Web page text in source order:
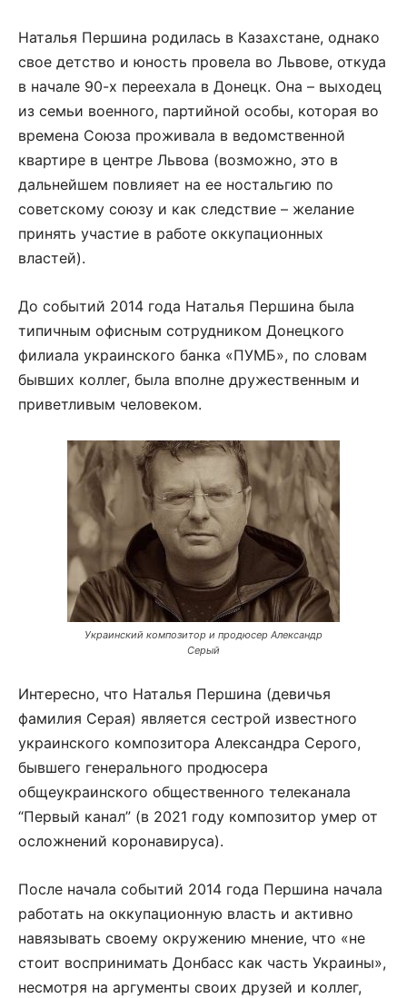
Наталья Першина родилась в Казахстане, однако
свое детство и юность провела во Львове, откуда
в начале 90-х переехала в Донецк. Она – выходец
из семьи военного, партийной особы, которая во
времена Союза проживала в ведомственной
квартире в центре Львова (возможно, это в
дальнейшем повлияет на ее ностальгию по
советскому союзу и как следствие – желание
принять участие в работе оккупационных
властей).
До событий 2014 года Наталья Першина была
типичным офисным сотрудником Донецкого
филиала украинского банка «ПУМБ», по словам
бывших коллег, была вполне дружественным и
приветливым человеком.
Украинский композитор и продюсер Александр
Серый
Интересно, что Наталья Першина (девичья
фамилия Серая) является сестрой известного
украинского композитора Александра Серого,
бывшего генерального продюсера
общеукраинского общественного телеканала
“Первый канал” (в 2021 году композитор умер от
осложнений коронавируса).
После начала событий 2014 года Першина начала
работать на оккупационную власть и активно
навязывать своему окружению мнение, что «не
стоит воспринимать Донбасс как часть Украины»,
несмотря на аргументы своих друзей и коллег,